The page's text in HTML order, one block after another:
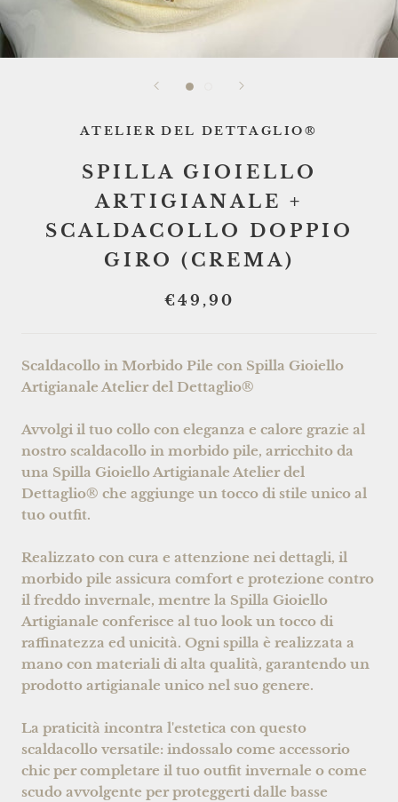
ATELIER DEL DETTAGLIO®
SPILLA GIOIELLO
ARTIGIANALE +
SCALDACOLLO DOPPIO
GIRO (CREMA)
€49,90
Scaldacollo in Morbido Pile con Spilla Gioiello
Artigianale Atelier del Dettaglio®
Avvolgi il tuo collo con eleganza e calore grazie al
nostro scaldacollo in morbido pile, arricchito da
una Spilla Gioiello Artigianale Atelier del
Dettaglio® che aggiunge un tocco di stile unico al
tuo outfit.
Realizzato con cura e attenzione nei dettagli, il
morbido pile assicura comfort e protezione contro
il freddo invernale, mentre la Spilla Gioiello
Artigianale conferisce al tuo look un tocco di
raffinatezza ed unicità. Ogni spilla è realizzata a
mano con materiali di alta qualità, garantendo un
prodotto artigianale unico nel suo genere.
La praticità incontra l'estetica con questo
scaldacollo versatile: indossalo come accessorio
chic per completare il tuo outfit invernale o come
scudo avvolgente per proteggerti dalle basse